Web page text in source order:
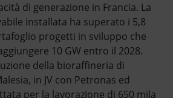
di generazione in Francia. La
installata ha superato i 5,8
progetti in sviluppo che
10 GW entro il 2028.
della bioraffineria di
in JV con Petronas ed
per la lavorazione di 650 mila